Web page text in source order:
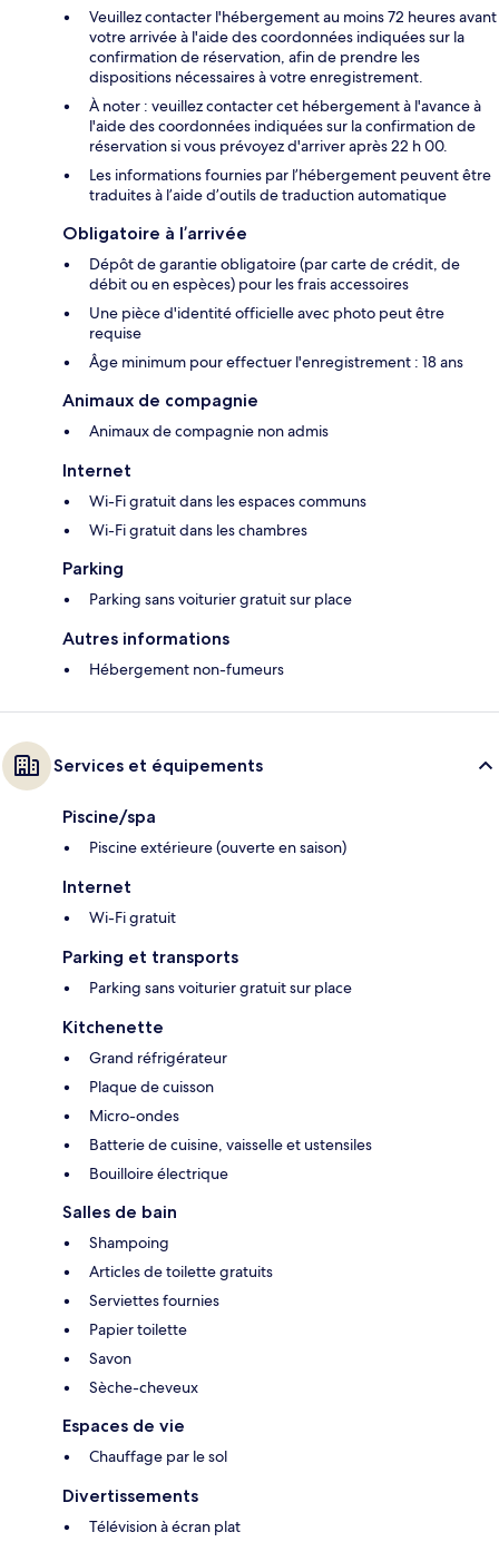
Veuillez contacter l'hébergement au moins 72 heures avant
votre arrivée à l'aide des coordonnées indiquées sur la
confirmation de réservation, afin de prendre les
dispositions nécessaires à votre enregistrement.
À noter : veuillez contacter cet hébergement à l'avance à
l'aide des coordonnées indiquées sur la confirmation de
réservation si vous prévoyez d'arriver après 22 h 00.
Les informations fournies par l’hébergement peuvent être
traduites à l’aide d’outils de traduction automatique
Obligatoire à l’arrivée
Dépôt de garantie obligatoire (par carte de crédit, de
débit ou en espèces) pour les frais accessoires
Une pièce d'identité officielle avec photo peut être
requise
Âge minimum pour effectuer l'enregistrement : 18 ans
Animaux de compagnie
Animaux de compagnie non admis
Internet
Wi-Fi gratuit dans les espaces communs
Wi-Fi gratuit dans les chambres
Parking
Parking sans voiturier gratuit sur place
Autres informations
Hébergement non-fumeurs
Services et équipements
Piscine/spa
Piscine extérieure (ouverte en saison)
Internet
Wi-Fi gratuit
Parking et transports
Parking sans voiturier gratuit sur place
Kitchenette
Grand réfrigérateur
Plaque de cuisson
Micro-ondes
Batterie de cuisine, vaisselle et ustensiles
Bouilloire électrique
Salles de bain
Shampoing
Articles de toilette gratuits
Serviettes fournies
Papier toilette
Savon
Sèche-cheveux
Espaces de vie
Chauffage par le sol
Divertissements
Télévision à écran plat